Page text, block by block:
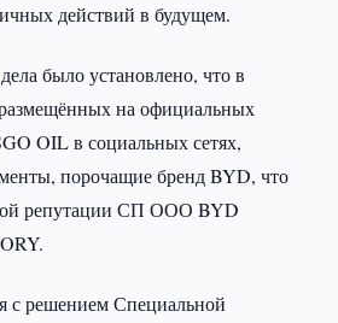
действий в будущем.
было установлено, что в
на официальных
OIL в социальных сетях,
порочащие бренд BYD, что
репутации СП ООО BYD
с решением Специальной